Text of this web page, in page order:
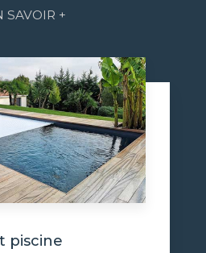
SAVOIR +
piscine